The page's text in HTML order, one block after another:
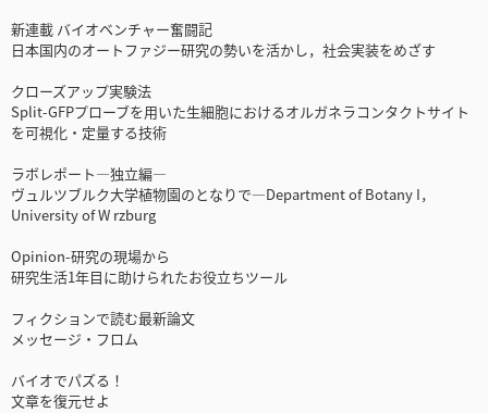
新連載 バイオベンチャー奮闘記
日本国内のオートファジー研究の勢いを活かし，社会実装をめざす
クローズアップ実験法
Split-GFPプローブを用いた生細胞におけるオルガネラコンタクトサイト
を可視化・定量する技術
ラボレポート―独立編―
ヴュルツブルク大学植物園のとなりで―Department of Botany I，
University of W rzburg
Opinion-研究の現場から
研究生活1年目に助けられたお役立ちツール
フィクションで読む最新論文
メッセージ・フロム
バイオでパズる！
文章を復元せよ